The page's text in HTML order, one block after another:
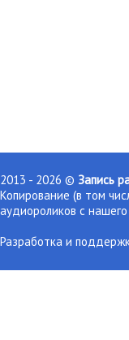
2013 - 2026 © Запись
Копирование (в том
аудиороликов с
Разработка и